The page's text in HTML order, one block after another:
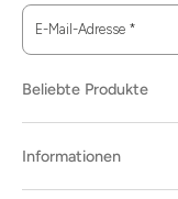
E-Mail-Adresse *
Beliebte Produkte
Informationen